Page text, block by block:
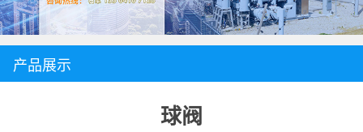
产品展示
球阀